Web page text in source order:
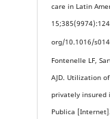
care in Latin
org/10.1016/
Fontenelle LF,
AJD. Utilization
privately insured
Publica